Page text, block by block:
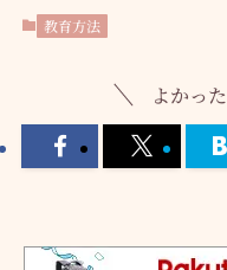
教育方法
よかっ